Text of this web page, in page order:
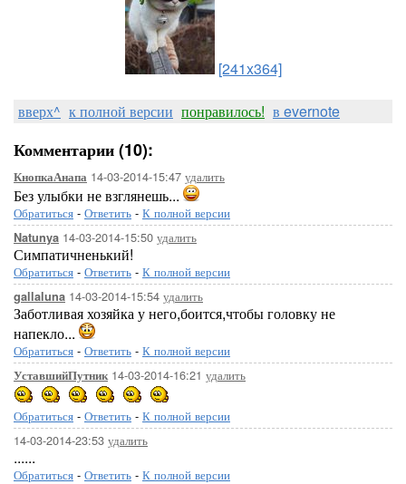
[241x364]
вверх^ к полной версии понравилось! в evernote
Комментарии (10):
КнопкаАнапа 14-03-2014-15:47 удалить
Без улыбки не взглянешь...
Обратиться - Ответить - К полной версии
Natunya 14-03-2014-15:50 удалить
Симпатичненький!
Обратиться - Ответить - К полной версии
gallaluna 14-03-2014-15:54 удалить
Заботливая хозяйка у него,боится,чтобы головку не
напекло...
Обратиться - Ответить - К полной версии
УставшийПутник14-03-2014-16:21 удалить
Обратиться - Ответить - К полной версии
14-03-2014-23:53 удалить
......
Обратиться - Ответить - К полной версии